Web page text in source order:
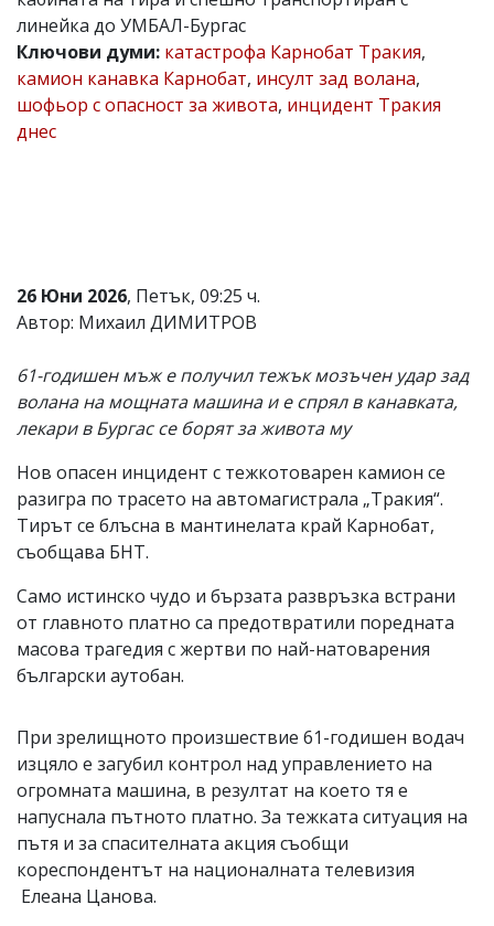
Коментарите
под
статиите
се
въвеждат
читателите
Ако
откриете
вас
коментар,
моля
сигнализирайте
линейка до УМБАЛ-Бургас
Ключови думи: катастрофа Карнобат Тракия,
камион канавка Карнобат, инсулт зад волана,
шофьор с опасност за живота, инцидент Тракия
днес
26 Юни 2026, Петък, 09:25 ч.
Автор: Михаил ДИМИТРОВ
61-годишен мъж е получил тежък мозъчен удар зад
волана на мощната машина и е спрял в канавката,
лекари в Бургас се борят за живота му
Нов опасен инцидент с тежкотоварен камион се
разигра по трасето на автомагистрала „Тракия“.
Тирът се блъсна в мантинелата край Карнобат,
съобщава БНТ.
Само истинско чудо и бързата развръзка встрани
от главното платно са предотвратили поредната
масова трагедия с жертви по най-натоварения
български аутобан.
При зрелищното произшествие 61-годишен водач
изцяло е загубил контрол над управлението на
огромната машина, в резултат на което тя е
напуснала пътното платно. За тежката ситуация на
пътя и за спасителната акция съобщи
кореспондентът на националната телевизия
Елеана Цанова.